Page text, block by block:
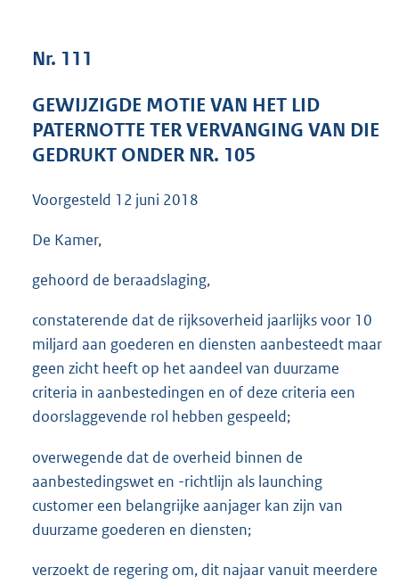
:
3
K
Nr. 111
GEWIJZIGDE MOTIE VAN HET LID
PATERNOTTE TER VERVANGING VAN DIE
GEDRUKT ONDER NR. 105
Voorgesteld 12 juni 2018
De Kamer,
gehoord de beraadslaging,
constaterende dat de rijksoverheid jaarlijks voor 10
miljard aan goederen en diensten aanbesteedt maar
geen zicht heeft op het aandeel van duurzame
criteria in aanbestedingen en of deze criteria een
doorslaggevende rol hebben gespeeld;
overwegende dat de overheid binnen de
aanbestedingswet en -richtlijn als launching
customer een belangrijke aanjager kan zijn van
duurzame goederen en diensten;
verzoekt de regering om, dit najaar vanuit meerdere